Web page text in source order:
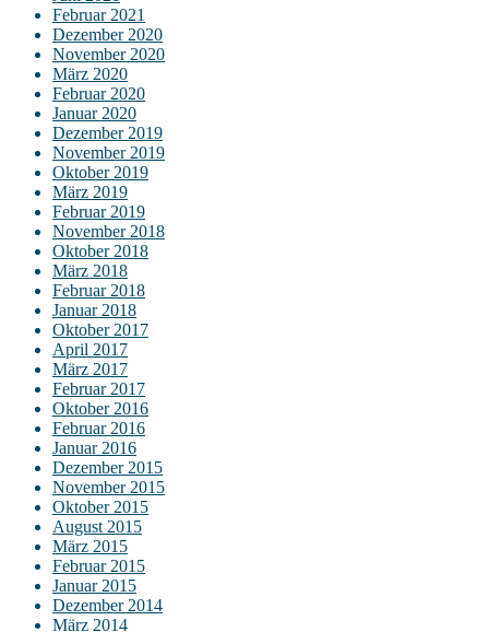
Februar 2021
Dezember 2020
November 2020
März 2020
Februar 2020
Januar 2020
Dezember 2019
November 2019
Oktober 2019
März 2019
Februar 2019
November 2018
Oktober 2018
März 2018
Februar 2018
Januar 2018
Oktober 2017
April 2017
März 2017
Februar 2017
Oktober 2016
Februar 2016
Januar 2016
Dezember 2015
November 2015
Oktober 2015
August 2015
März 2015
Februar 2015
Januar 2015
Dezember 2014
März 2014